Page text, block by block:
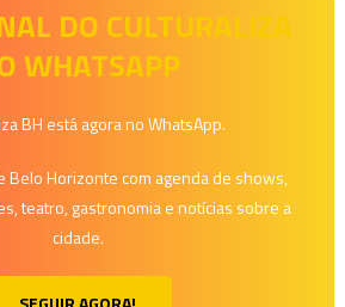
DO CULTURALIZA
WHATSAPP
BH está agora no WhatsApp.
Belo Horizonte com agenda de shows,
teatro, gastronomia e notícias sobre a
cidade.